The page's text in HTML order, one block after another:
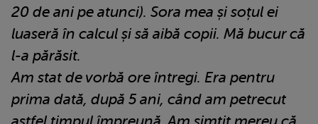
20 de ani pe atunci). Sora mea și soțul ei
luaseră în calcul și să aibă copii. Mă bucur că
l-a părăsit.
Am stat de vorbă ore întregi. Era pentru
prima dată, după 5 ani, când am petrecut